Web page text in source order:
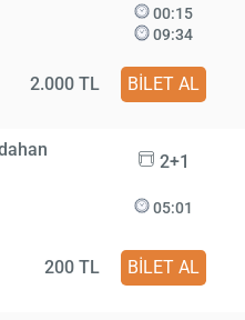
00:15
09:34
2.000 TL BİLET AL
2+1
05:01
200 TL BİLET AL